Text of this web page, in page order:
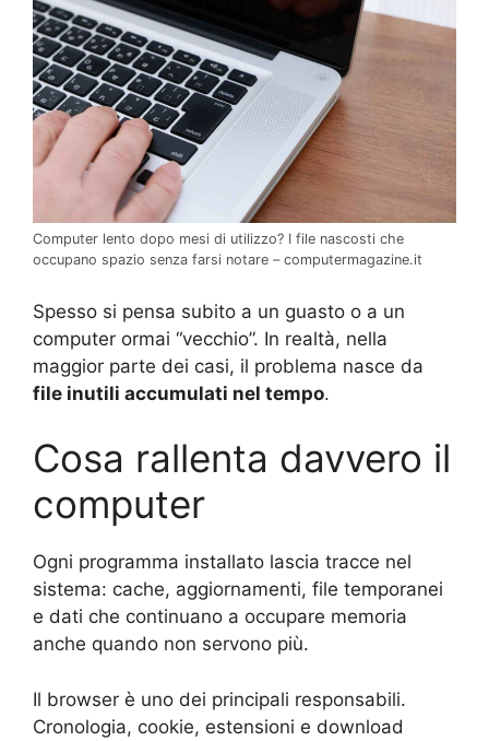
Computer lento dopo mesi di utilizzo? I file nascosti che
occupano spazio senza farsi notare – computermagazine.it
Spesso si pensa subito a un guasto o a un
computer ormai “vecchio”. In realtà, nella
maggior parte dei casi, il problema nasce da
file inutili accumulati nel tempo.
Cosa rallenta davvero il
computer
Ogni programma installato lascia tracce nel
sistema: cache, aggiornamenti, file temporanei
e dati che continuano a occupare memoria
anche quando non servono più.
Il browser è uno dei principali responsabili.
Cronologia, cookie, estensioni e download